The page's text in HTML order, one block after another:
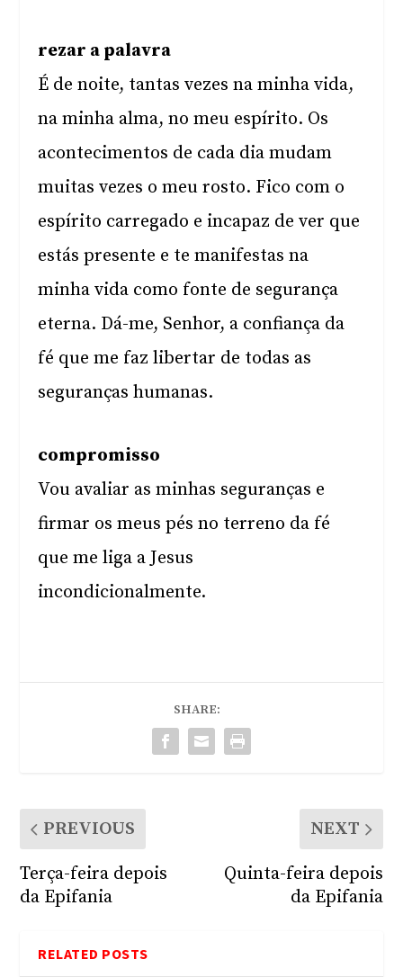
rezar a palavra
É de noite, tantas vezes na minha vida,
na minha alma, no meu espírito. Os
acontecimentos de cada dia mudam
muitas vezes o meu rosto. Fico com o
espírito carregado e incapaz de ver que
estás presente e te manifestas na
minha vida como fonte de segurança
eterna. Dá-me, Senhor, a confiança da
fé que me faz libertar de todas as
seguranças humanas.
compromisso
Vou avaliar as minhas seguranças e
firmar os meus pés no terreno da fé
que me liga a Jesus
incondicionalmente.
SHARE:
PREVIOUS
Terça-feira depois
da Epifania
NEXT
Quinta-feira depois
da Epifania
RELATED POSTS